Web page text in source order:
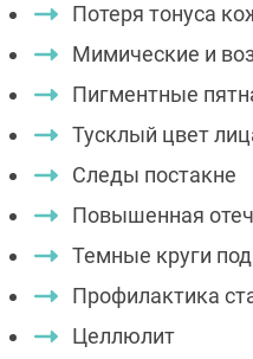
Потеря тонуса
Мимические и
Пигментные
Тусклый цвет
Следы постакне
Повышенная
Темные круги
Профилактика
Целлюлит